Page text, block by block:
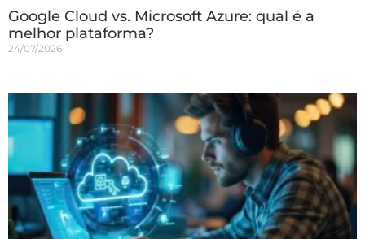
Google Cloud vs. Microsoft Azure: qual é a
melhor plataforma?
24/07/2026